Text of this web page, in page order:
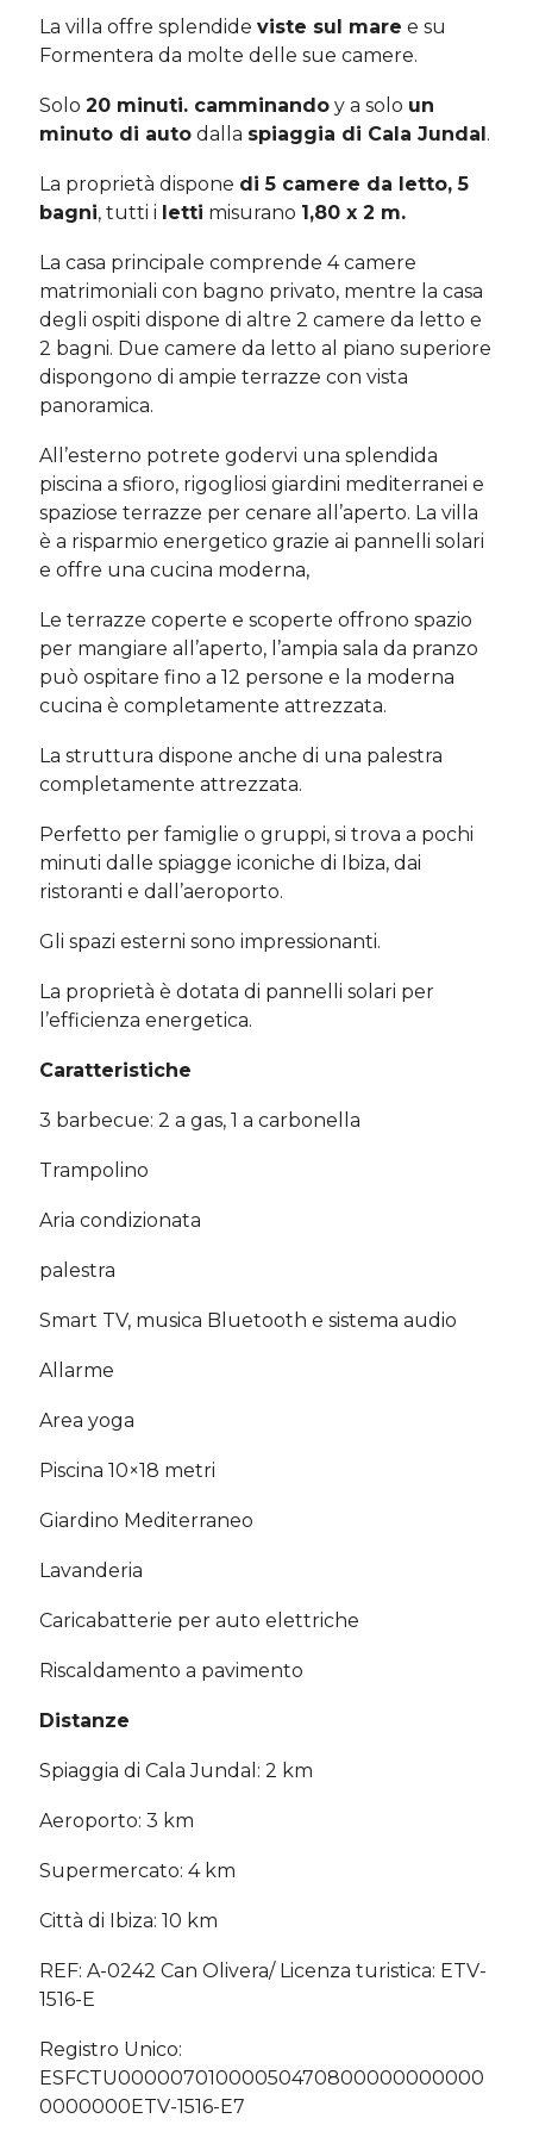
La villa offre splendide viste sul mare e su
Formentera da molte delle sue camere.
Solo 20 minuti. camminando y a solo un
minuto di auto dalla spiaggia di Cala Jundal .
La proprietà dispone di 5 camere da letto, 5
bagni, tutti i letti misurano 1,80 x 2 m.
La casa principale comprende 4 camere
matrimoniali con bagno privato, mentre la casa
degli ospiti dispone di altre 2 camere da letto e
2 bagni. Due camere da letto al piano superiore
dispongono di ampie terrazze con vista
panoramica.
All’esterno potrete godervi una splendida
piscina a sfioro, rigogliosi giardini mediterranei e
spaziose terrazze per cenare all’aperto. La villa
è a risparmio energetico grazie ai pannelli solari
e offre una cucina moderna,
Le terrazze coperte e scoperte offrono spazio
per mangiare all’aperto, l’ampia sala da pranzo
può ospitare fino a 12 persone e la moderna
cucina è completamente attrezzata.
La struttura dispone anche di una palestra
completamente attrezzata.
Perfetto per famiglie o gruppi, si trova a pochi
minuti dalle spiagge iconiche di Ibiza, dai
ristoranti e dall’aeroporto.
Gli spazi esterni sono impressionanti.
La proprietà è dotata di pannelli solari per
l’efficienza energetica.
Caratteristiche
3 barbecue: 2 a gas, 1 a carbonella
Trampolino
Aria condizionata
palestra
Smart TV, musica Bluetooth e sistema audio
Allarme
Area yoga
Piscina 10×18 metri
Giardino Mediterraneo
Lavanderia
Caricabatterie per auto elettriche
Riscaldamento a pavimento
Distanze
Spiaggia di Cala Jundal: 2 km
Aeroporto: 3 km
Supermercato: 4 km
Città di Ibiza: 10 km
REF: A-0242 Can Olivera/ Licenza turistica: ETV-
1516-E
Registro Unico:
ESFCTU00000701000050470800000000000
0000000ETV-1516-E7